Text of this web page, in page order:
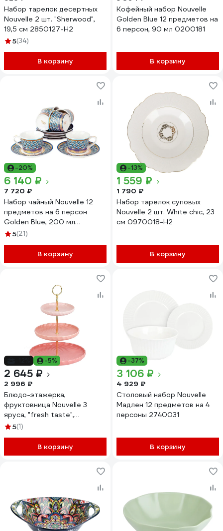
Набор тарелок десертных
Nouvelle 2 шт. "Sherwood",
19,5 см 2850127-Н2
5(34)
В корзину
Кофейный набор Nouvelle
Golden Blue 12 предметов на
6 персон, 90 мл 0200181
В корзину
-20%
6 140 ₽
7 720 ₽
Набор чайный Nouvelle 12
предметов на 6 персон
Golden Blue, 200 мл
0200180
5(21)
В корзину
-13%
1 559 ₽
1 790 ₽
Набор тарелок суповых
Nouvelle 2 шт. White chic, 23
см 0970018-Н2
В корзину
-5%
2 645 ₽
2 996 ₽
Блюдо-этажерка,
фруктовница Nouvelle 3
яруса, "fresh taste",
26x26x34 см 1730291
5(1)
В корзину
-37%
3 106 ₽
4 929 ₽
Столовый набор Nouvelle
Мадлен 12 предметов на 4
персоны 2740031
В корзину